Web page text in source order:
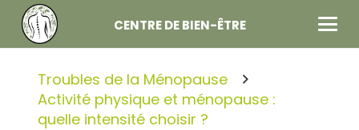
CENTRE DE BIEN-ÊTRE
Troubles de la Ménopause
Activité physique et ménopause :
quelle intensité choisir ?